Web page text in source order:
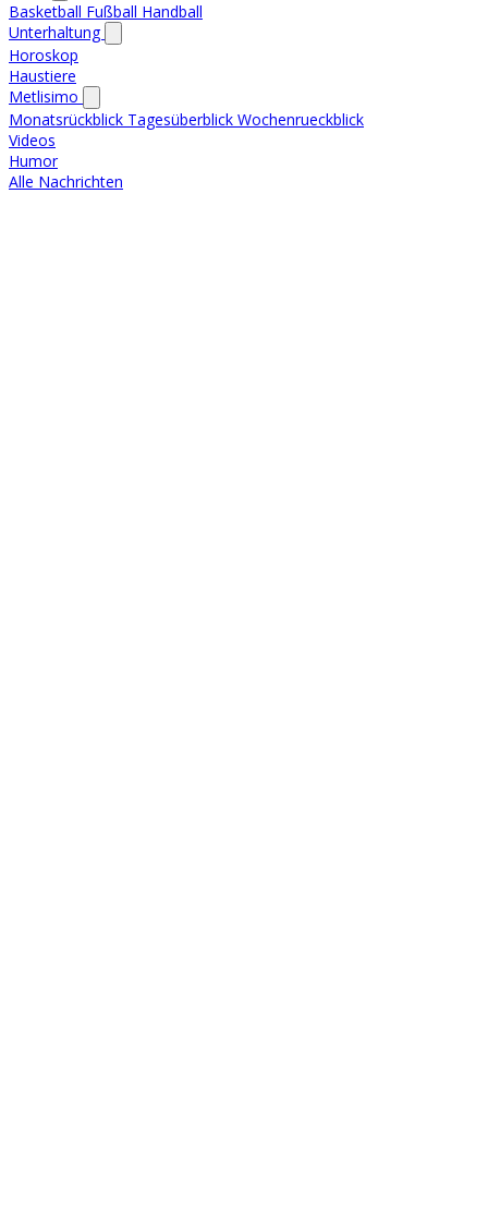
Basketball Fußball Handball
Unterhaltung
Horoskop
Haustiere
Metlisimo
Monatsrückblick Tagesüberblick Wochenrueckblick
Videos
Humor
Alle Nachrichten